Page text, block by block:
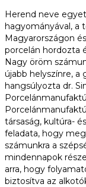
Herend neve
hagyományával, a
Magyarországon
porcelán hordozta
Nagy öröm
újabb helyszínre, a
hangsúlyozta dr.
társaság, kultúra-
feladata, hogy
számunkra a
mindennapok
arra, hogy
biztosítva az